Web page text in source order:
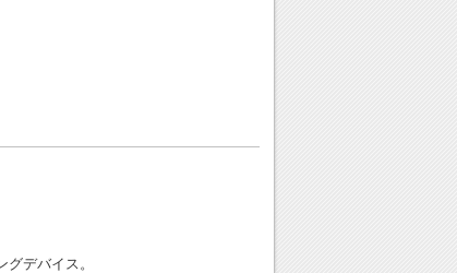
デバイス。